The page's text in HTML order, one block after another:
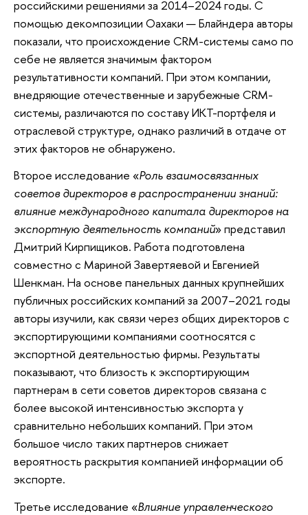
российскими решениями за 2014–2024 годы. С
помощью декомпозиции Оахаки — Блайндера авторы
показали, что происхождение CRM-системы само по
себе не является значимым фактором
результативности компаний. При этом компании,
внедряющие отечественные и зарубежные CRM-
системы, различаются по составу ИКТ-портфеля и
отраслевой структуре, однако различий в отдаче от
этих факторов не обнаружено.
Второе исследование «Роль взаимосвязанных
советов директоров в распространении знаний:
влияние международного капитала директоров на
экспортную деятельность компаний» представил
Дмитрий Кирпищиков. Работа подготовлена
совместно с Мариной Завертяевой и Евгенией
Шенкман. На основе панельных данных крупнейших
публичных российских компаний за 2007–2021 годы
авторы изучили, как связи через общих директоров с
экспортирующими компаниями соотносятся с
экспортной деятельностью фирмы. Результаты
показывают, что близость к экспортирующим
партнерам в сети советов директоров связана с
более высокой интенсивностью экспорта у
сравнительно небольших компаний. При этом
большое число таких партнеров снижает
вероятность раскрытия компанией информации об
экспорте.
Третье исследование «Влияние управленческого